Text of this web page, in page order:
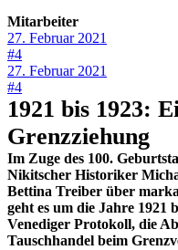
Mitarbeiter
27. Februar 2021
#4
27. Februar 2021
#4
1921 bis 1923:
Grenzziehung
Im Zuge des 100.
Nikitscher Historiker
Bettina Treiber über
geht es um die Jahre 1921
Venediger Protokoll, die
Tauschhandel beim